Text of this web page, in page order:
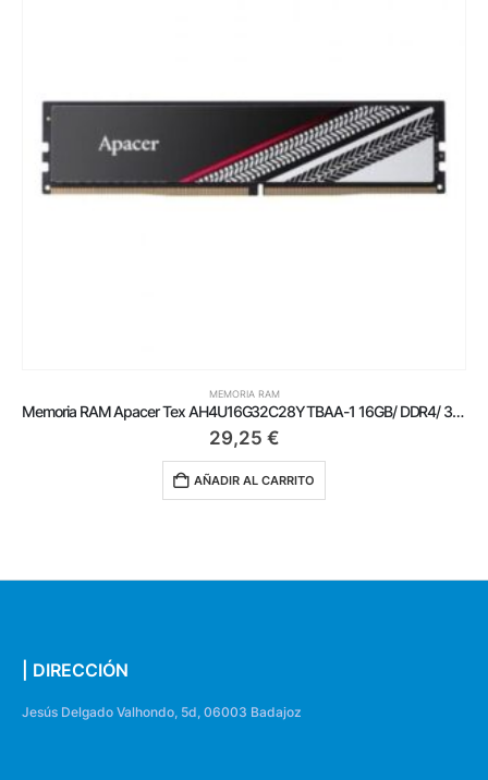
MEMORIA RAM
Memoria RAM Apacer Tex AH4U16G32C28YTBAA-1 16GB/ DDR4/ 3200MHz/ 1.35V/ CL16/20/20/38/ DIMM
29,25 €
AÑADIR AL CARRITO
| DIRECCIÓN
Jesús Delgado Valhondo, 5d, 06003 Badajoz